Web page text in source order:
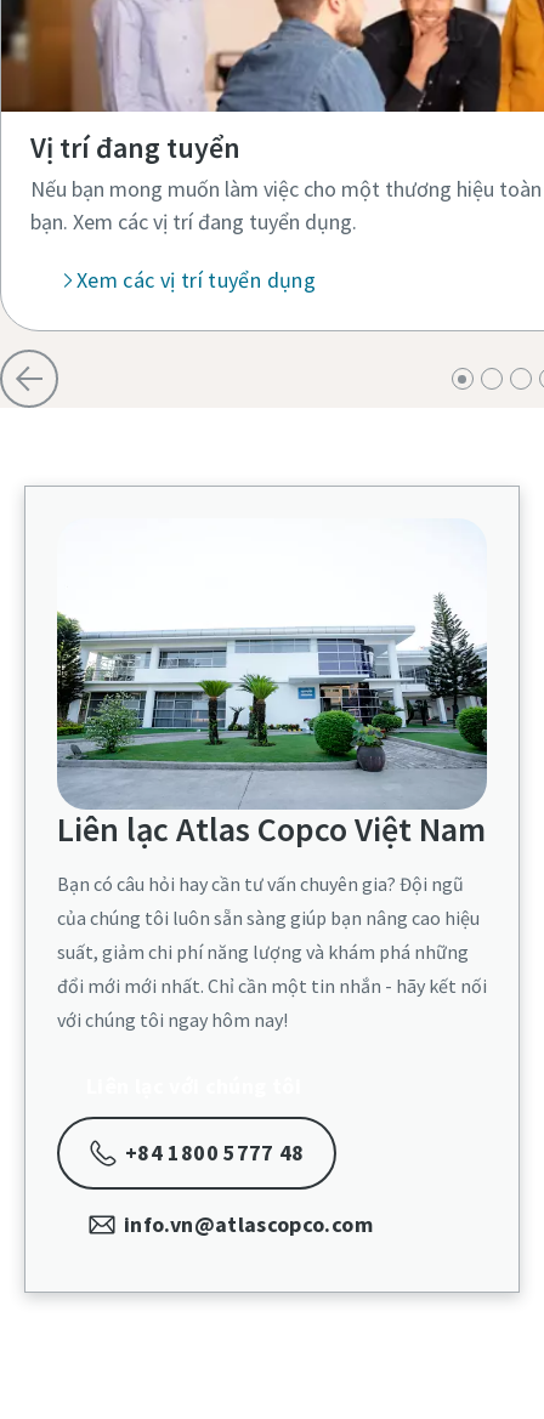
Vị trí đang tuyển
Nếu bạn mong muốn làm việc cho một thương hiệu
bạn. Xem các vị trí đang tuyển dụng.​
Xem các vị trí tuyển dụng
Liên lạc Atlas Copco Việt Nam​
Bạn có câu hỏi hay cần tư vấn chuyên gia? Đội ngũ
của chúng tôi luôn sẵn sàng giúp bạn nâng cao hiệu
suất, giảm chi phí năng lượng và khám phá những
đổi mới mới nhất. Chỉ cần một tin nhắn - hãy kết nối
với chúng tôi ngay hôm nay!​
+84 1800 5777 48
info.vn@atlascopco.com